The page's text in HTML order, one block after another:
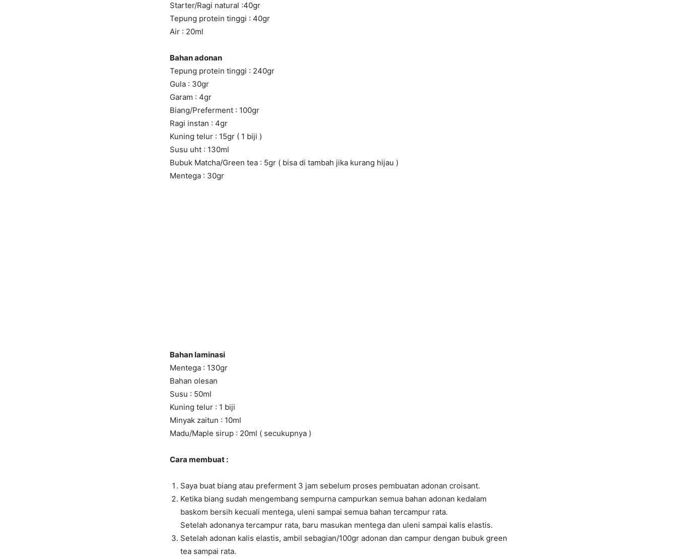
Starter/Ragi natural :40gr
Tepung protein tinggi : 40gr
Air : 20ml
Bahan adonan
Tepung protein tinggi : 240gr
Gula : 30gr
Garam : 4gr
Biang/Preferment : 100gr
Ragi instan : 4gr
Kuning telur : 15gr ( 1 biji )
Susu uht : 130ml
Bubuk Matcha/Green tea : 5gr ( bisa di tambah jika kurang hijau )
Mentega : 30gr
Bahan laminasi
Mentega : 130gr
Bahan olesan
Susu : 50ml
Kuning telur : 1 biji
Minyak zaitun : 10ml
Madu/Maple sirup : 20ml ( secukupnya )
Cara membuat :
Saya buat biang atau preferment 3 jam sebelum proses pembuatan adonan croisant.
Ketika biang sudah mengembang sempurna campurkan semua bahan adonan kedalam
baskom bersih kecuali mentega, uleni sampai semua bahan tercampur rata.
Setelah adonanya tercampur rata, baru masukan mentega dan uleni sampai kalis elastis.
Setelah adonan kalis elastis, ambil sebagian/100gr adonan dan campur dengan bubuk green
tea sampai rata.